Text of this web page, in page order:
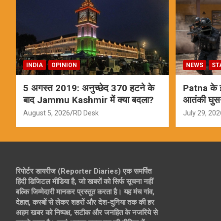
INDIA OPINION
5 अगस्त 2019: अनुच्छेद 370 हटने के
बाद Jammu Kashmir में क्या बदला?
August 5, 2026 RD Desk
NEWS
Patna के
आतंकी
ऑपरेशन;
July 29,
रिपोर्टर डायरीज (Reporter Diaries) एक समर्पित
हिंदी डिजिटल मीडिया है, जो खबरों को सिर्फ सूचना नहीं
बल्कि जिम्मेदारी मानकर प्रस्तुत करता है। यह मंच गांव,
देहात, कस्बों से लेकर शहरों और देश-दुनिया तक की हर
अहम खबर को निष्पक्ष, सटीक और जनहित के नजरिये से